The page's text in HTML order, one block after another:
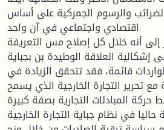
والرسوم الجمركية على أساس
اقتصادي واجتماعي في آن واحد.
أنه خلال كل إصلاح مس التعريفة
إشكالية العلاقة الوطيدة بن بجباية
قائمة، فقد تتحقق الزيادة في
مع تحرير التجارة الخارجية الذي يسمح
حركة المبادلات التجارية بصفة كبيرة.
في نظام جباية التجارة الخارجية